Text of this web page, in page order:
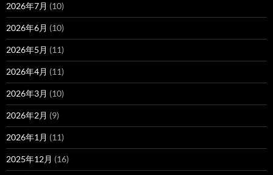
2026年7月 (10)
2026年6月 (10)
2026年5月 (11)
2026年4月 (11)
2026年3月 (10)
2026年2月 (9)
2026年1月 (11)
2025年12月 (16)